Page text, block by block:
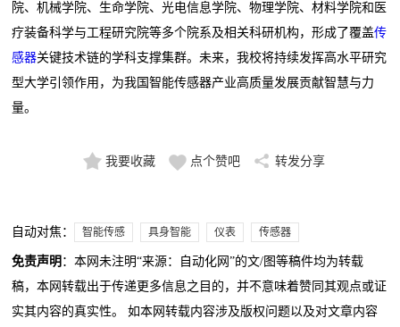
院、机械学院、生命学院、光电信息学院、物理学院、材料学院和医
疗装备科学与工程研究院等多个院系及相关科研机构，形成了覆盖传
感器关键技术链的学科支撑集群。未来，我校将持续发挥高水平研究
型大学引领作用，为我国智能传感器产业高质量发展贡献智慧与力
量。
我要收藏 点个赞吧 转发分享
自动对焦： 智能传感 具身智能 仪表 传感器
免责声明 ：本网未注明“来源：自动化网”的文/图等稿件均为转载
稿，本网转载出于传递更多信息之目的，并不意味着赞同其观点或证
实其内容的真实性。 如本网转载内容涉及版权问题以及对文章内容